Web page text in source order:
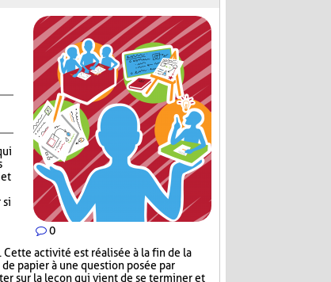
0
activité est réalisée à la fin de la
papier à une question posée par
sur la leçon qui vient de se terminer et